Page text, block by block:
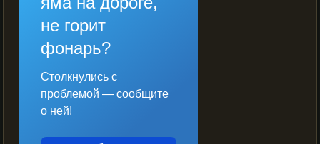
не горит
фонарь?
Столкнулись с
проблемой — сообщите
о ней!